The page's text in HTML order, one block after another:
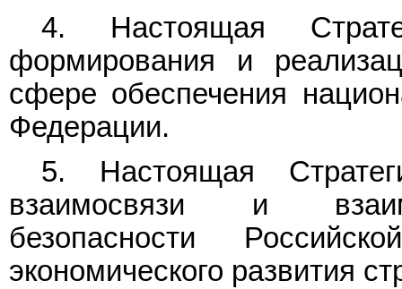
4. Настоящая
формирования и
сфере обеспечения
Федерации.
5. Настоящая
взаимосвязи и
безопасности
экономического развития